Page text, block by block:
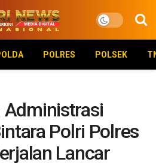
POLRES POLSEK
Administrasi
Polri Polres
Lancar